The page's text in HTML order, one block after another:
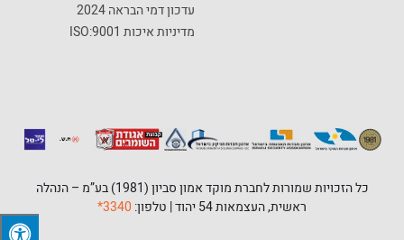
עדכון דמי הבראה 2024
מדיניות איכות ISO:9001
כל הזכויות שמורות לחברת מוקד אמון סביון (1981) בע”מ – הנהלה
ראשית, העצמאות 54 יהוד | טלפון:
3340*